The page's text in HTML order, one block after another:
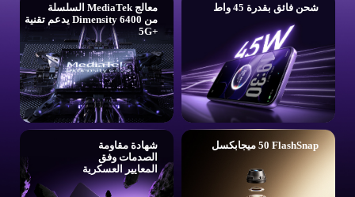
شحن فائق بقدرة 45 واط
معالج MediaTek السلسلة
من Dimensity 6400 يدعم تقنية
5G+‎
شهادة مقاومة
الصدمات وفق
المعايير العسكرية